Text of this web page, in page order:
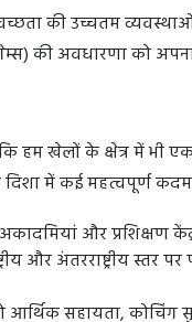
की उच्चतम व्यवस्थाओं
की अवधारणा को
हम खेलों के क्षेत्र में भी
में कई महत्वपूर्ण कदम
और प्रशिक्षण
और अंतरराष्ट्रीय स्तर
सहायता, कोचिंग